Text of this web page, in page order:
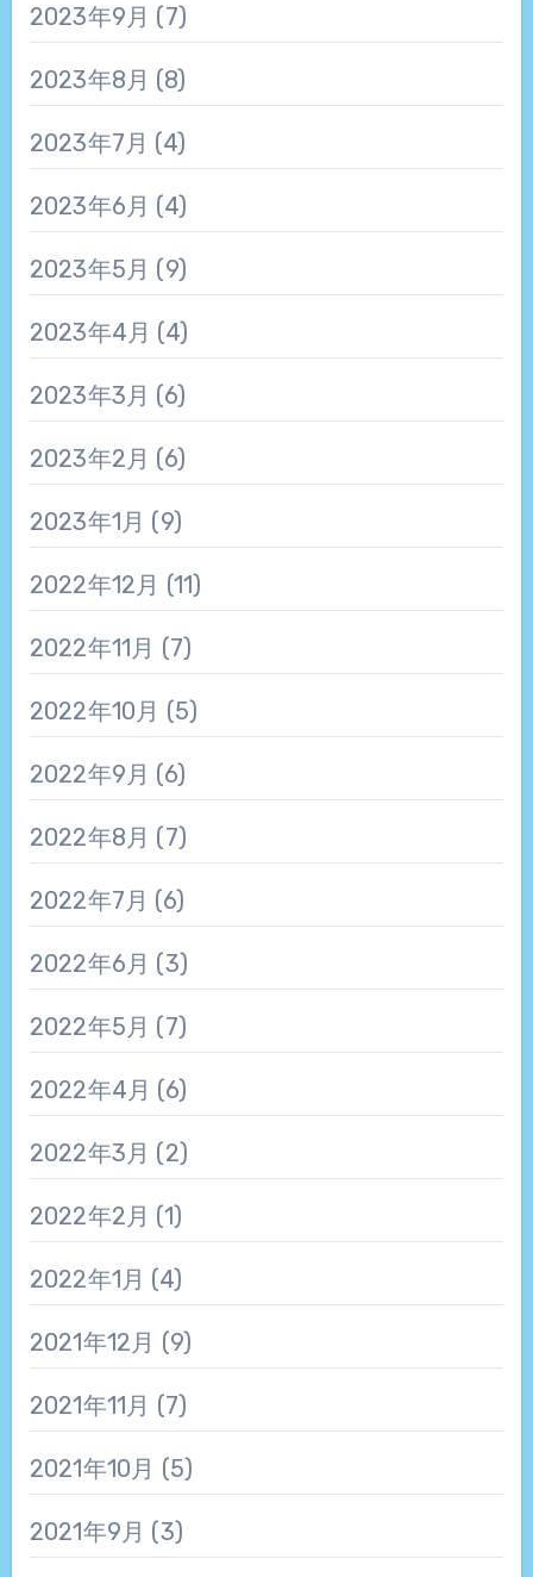
2023年9月 (7)
2023年8月 (8)
2023年7月 (4)
2023年6月 (4)
2023年5月 (9)
2023年4月 (4)
2023年3月 (6)
2023年2月 (6)
2023年1月 (9)
2022年12月 (11)
2022年11月 (7)
2022年10月 (5)
2022年9月 (6)
2022年8月 (7)
2022年7月 (6)
2022年6月 (3)
2022年5月 (7)
2022年4月 (6)
2022年3月 (2)
2022年2月 (1)
2022年1月 (4)
2021年12月 (9)
2021年11月 (7)
2021年10月 (5)
2021年9月 (3)